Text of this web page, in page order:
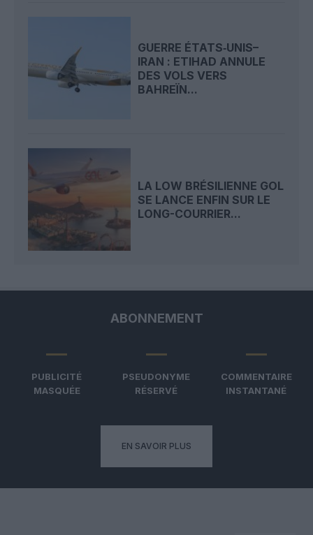
GUERRE ÉTATS‑UNIS–
IRAN : ETIHAD ANNULE
DES VOLS VERS
BAHREÏN...
LA LOW BRÉSILIENNE GOL
SE LANCE ENFIN SUR LE
LONG-COURRIER...
ABONNEMENT
PUBLICITÉ
MASQUÉE
PSEUDONYME
RÉSERVÉ
COMMENTAIRE
INSTANTANÉ
EN SAVOIR PLUS